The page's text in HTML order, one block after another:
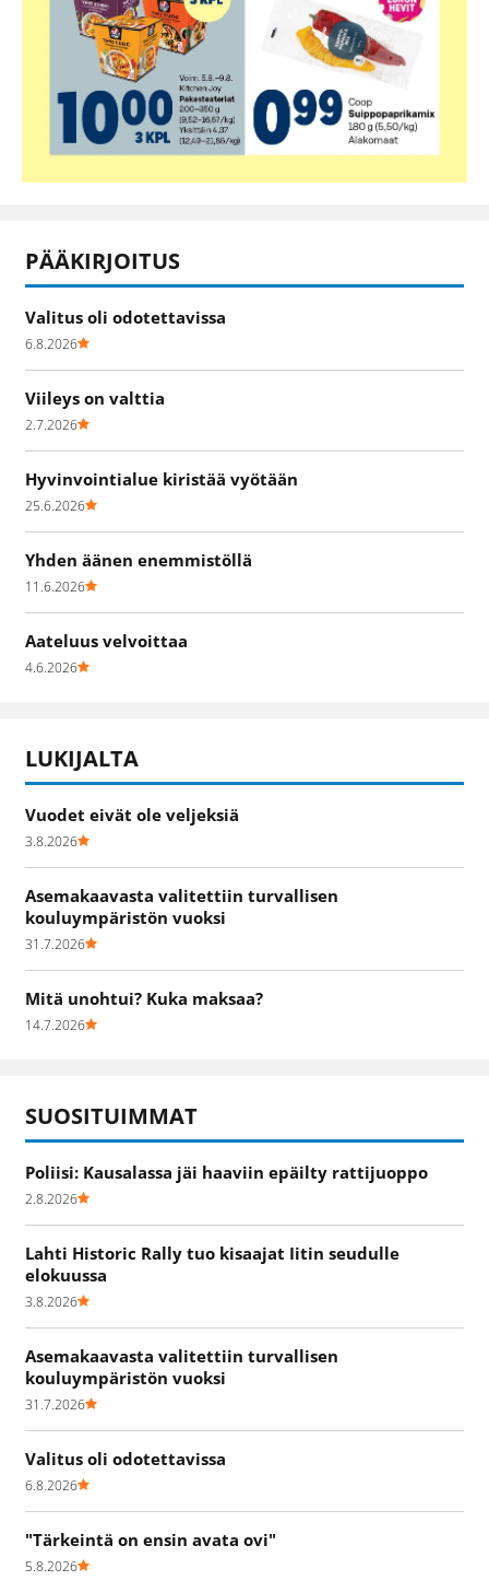
PÄÄKIRJOITUS
Valitus oli odotettavissa
6.8.2026
Viileys on valttia
2.7.2026
Hyvinvointialue kiristää vyötään
25.6.2026
Yhden äänen enemmistöllä
11.6.2026
Aateluus velvoittaa
4.6.2026
LUKIJALTA
Vuodet eivät ole veljeksiä
3.8.2026
Asemakaavasta valitettiin turvallisen
kouluympäristön vuoksi
31.7.2026
Mitä unohtui? Kuka maksaa?
14.7.2026
SUOSITUIMMAT
Poliisi: Kausalassa jäi haaviin epäilty rattijuoppo
2.8.2026
Lahti Historic Rally tuo kisaajat Iitin seudulle
elokuussa
3.8.2026
Asemakaavasta valitettiin turvallisen
kouluympäristön vuoksi
31.7.2026
Valitus oli odotettavissa
6.8.2026
"Tärkeintä on ensin avata ovi"
5.8.2026